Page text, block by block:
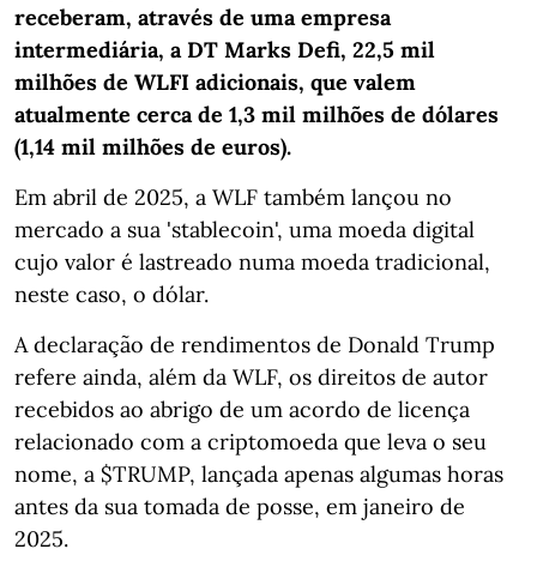
receberam, através de uma empresa
intermediária, a DT Marks Defi, 22,5 mil
milhões de WLFI adicionais, que valem
atualmente cerca de 1,3 mil milhões de dólares
(1,14 mil milhões de euros).
Em abril de 2025, a WLF também lançou no
mercado a sua 'stablecoin', uma moeda digital
cujo valor é lastreado numa moeda tradicional,
neste caso, o dólar.
A declaração de rendimentos de Donald Trump
refere ainda, além da WLF, os direitos de autor
recebidos ao abrigo de um acordo de licença
relacionado com a criptomoeda que leva o seu
nome, a $TRUMP, lançada apenas algumas horas
antes da sua tomada de posse, em janeiro de
2025.